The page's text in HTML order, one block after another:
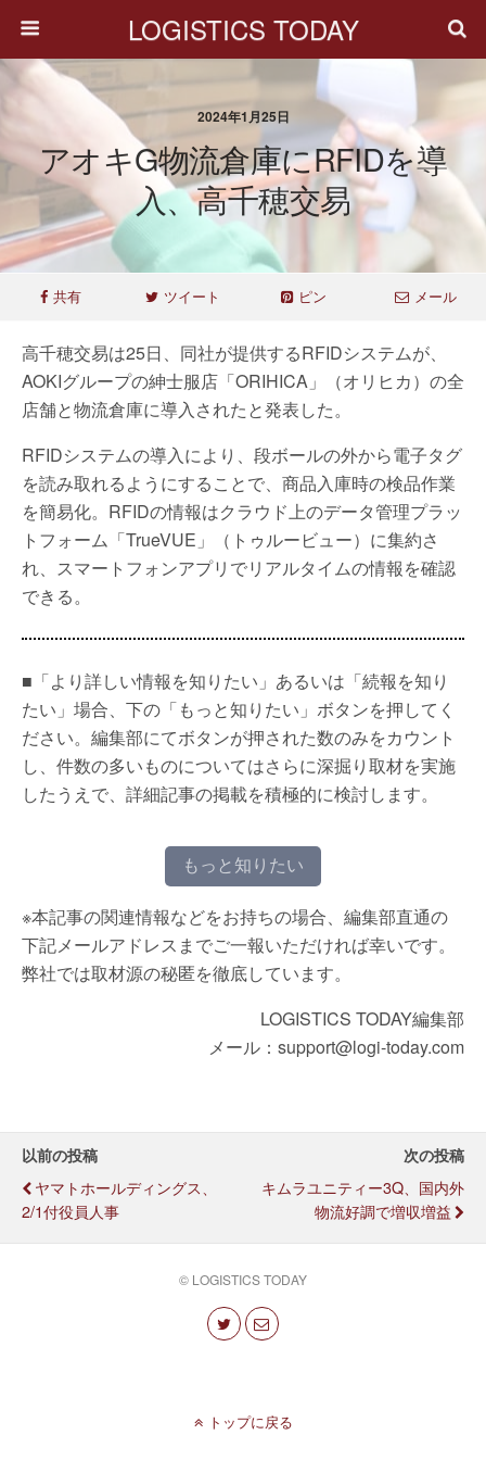
LOGISTICS TODAY
2024年1月25日
アオキG物流倉庫にRFIDを導
入、高千穂交易
共有 ツイート ピン メール
高千穂交易は25日、同社が提供するRFIDシステムが、
AOKIグループの紳士服店「ORIHICA」（オリヒカ）の全
店舗と物流倉庫に導入されたと発表した。
RFIDシステムの導入により、段ボールの外から電子タグ
を読み取れるようにすることで、商品入庫時の検品作業
を簡易化。RFIDの情報はクラウド上のデータ管理プラッ
トフォーム「TrueVUE」（トゥルービュー）に集約さ
れ、スマートフォンアプリでリアルタイムの情報を確認
できる。
■「より詳しい情報を知りたい」あるいは「続報を知り
たい」場合、下の「もっと知りたい」ボタンを押してく
ださい。編集部にてボタンが押された数のみをカウント
し、件数の多いものについてはさらに深掘り取材を実施
したうえで、詳細記事の掲載を積極的に検討します。
もっと知りたい
※本記事の関連情報などをお持ちの場合、編集部直通の
下記メールアドレスまでご一報いただければ幸いです。
弊社では取材源の秘匿を徹底しています。
LOGISTICS TODAY編集部
メール：support@logi-today.com
以前の投稿
ヤマトホールディングス、
2/1付役員人事
次の投稿
キムラユニティー3Q、国内外
物流好調で増収増益
© LOGISTICS TODAY
トップに戻る